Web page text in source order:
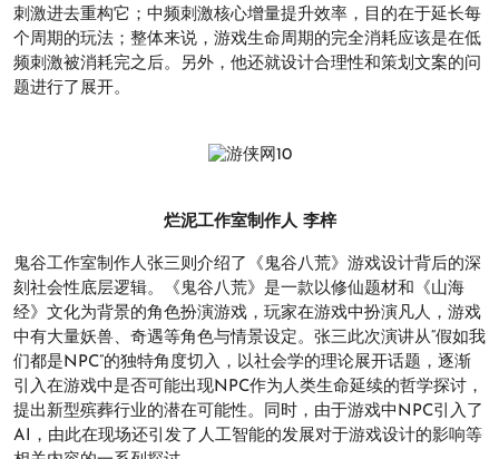
刺激进去重构它；中频刺激核心增量提升效率，目的在于延长每
个周期的玩法；整体来说，游戏生命周期的完全消耗应该是在低
频刺激被消耗完之后。另外，他还就设计合理性和策划文案的问
题进行了展开。
烂泥工作室制作人 李梓
鬼谷工作室制作人张三则介绍了《鬼谷八荒》游戏设计背后的深
刻社会性底层逻辑。《鬼谷八荒》是一款以修仙题材和《山海
经》文化为背景的角色扮演游戏，玩家在游戏中扮演凡人，游戏
中有大量妖兽、奇遇等角色与情景设定。张三此次演讲从“假如我
们都是NPC”的独特角度切入，以社会学的理论展开话题，逐渐
引入在游戏中是否可能出现NPC作为人类生命延续的哲学探讨，
提出新型殡葬行业的潜在可能性。同时，由于游戏中NPC引入了
AI，由此在现场还引发了人工智能的发展对于游戏设计的影响等